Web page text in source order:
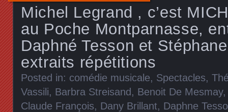
Michel Legrand , c’est
au Poche Montparnasse,
Daphné Tesson et
extraits répétitions
Posted in: comédie musicale, Spectacles,
Vassili, Barbra Streisand, Benoit De Mesmay
Claude François, Dany Brillant, Daphne